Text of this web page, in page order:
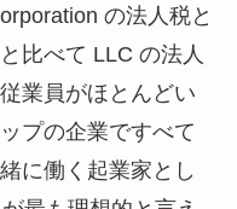
の法人税と
比べて LLC の法人
業員がほとんどい
プの企業ですべて
に働く起業家とし